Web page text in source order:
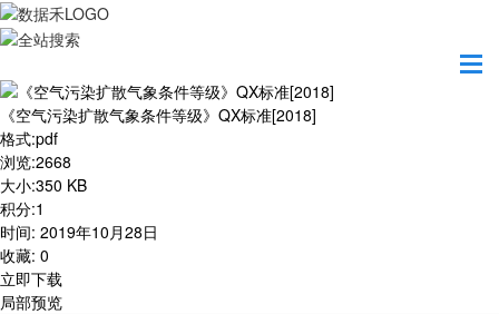
《空气污染扩散气象条件等级》QX标准[2018]
《空气污染扩散气象条件等级》QX标准[2018]
格式:pdf
浏览:2668
大小:350 KB
积分:1
时间: 2019年10月28日
收藏: 0
立即下载
局部预览